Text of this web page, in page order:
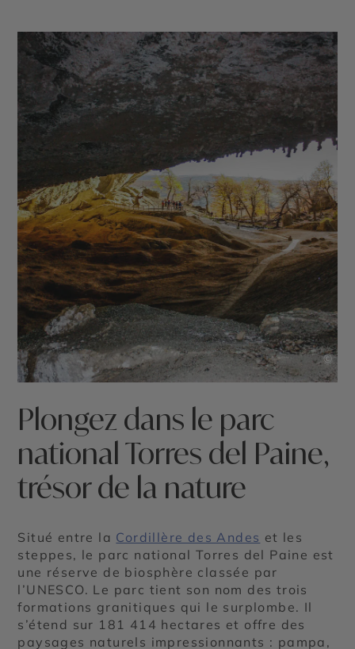
©
Plongez dans le parc
national Torres del Paine,
trésor de la nature
Situé entre la Cordillère des Andes et les
steppes, le parc national Torres del Paine est
une réserve de biosphère classée par
l’UNESCO. Le parc tient son nom des trois
formations granitiques qui le surplombe. Il
s’étend sur 181 414 hectares et offre des
paysages naturels impressionnants : pampa,